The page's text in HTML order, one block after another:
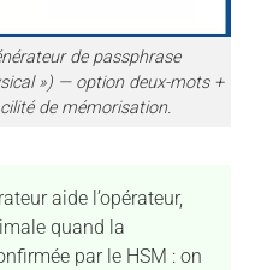
de passphrase
») — option deux-mots +
de mémorisation.
aide l’opérateur,
quand la
par le HSM : on